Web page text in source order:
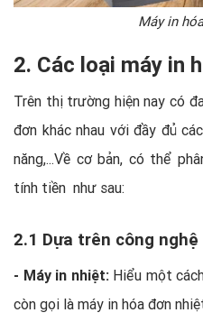
Máy in
2. Các loại máy in
Trên thị trường hiện nay có
đơn khác nhau với đầy đủ
năng,...Về cơ bản, có thể
tính tiền như sau:
2.1 Dựa trên công nghệ
- Máy in nhiệt:Hiểu một
còn gọi là máy in hóa đơn